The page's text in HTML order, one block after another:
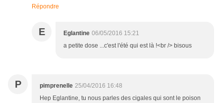
Répondre
E Eglantine 06/05/2016 15:21
a petite dose ...c'est l'été qui est là !<br /> bisous
P pimprenelle 25/04/2016 16:48
Hep Eglantine, tu nous parles des cigales qui sont le poison